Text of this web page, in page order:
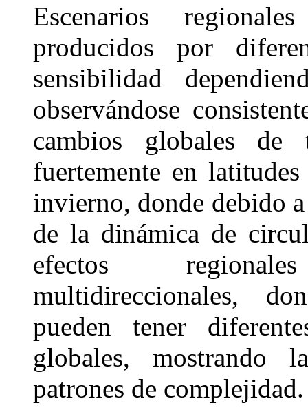
Escenarios
producidos por
sensibilidad
observándose
cambios globales de
fuertemente en
invierno, donde debido
de la dinámica de
efectos
multidireccionales,
pueden tener
globales, mostrando
patrones de complejidad.